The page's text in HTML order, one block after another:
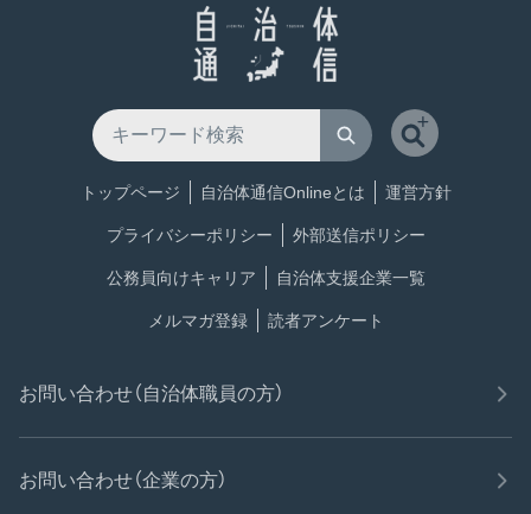
トップページ 自治体通信Onlineとは 運営方針
プライバシーポリシー 外部送信ポリシー
公務員向けキャリア 自治体支援企業一覧
メルマガ登録 読者アンケート
お問い合わせ（自治体職員の方）
お問い合わせ（企業の方）